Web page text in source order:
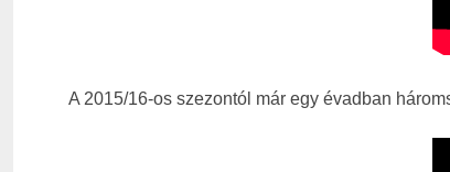
A 2015/16-os szezontól már egy évadban